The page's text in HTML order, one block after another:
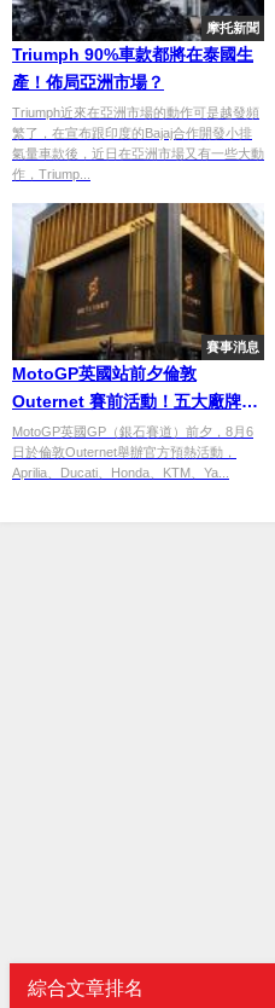
摩托新聞
Triumph 90%車款都將在泰國生
產！佈局亞洲市場？
Triumph近來在亞洲市場的動作可是越發頻
繁了，在宣布跟印度的Bajaj合作開發小排
氣量車款後，近日在亞洲市場又有一些大動
作，Triump...
賽事消息
MotoGP英國站前夕倫敦
Outernet 賽前活動！五大廠牌賽
車齊聚 Bezzecchi、Acosta同台
MotoGP英國GP（銀石賽道）前夕，8月6
日於倫敦Outernet舉辦官方預熱活動，
Aprilia、Ducati、Honda、KTM、Ya...
綜合文章排名